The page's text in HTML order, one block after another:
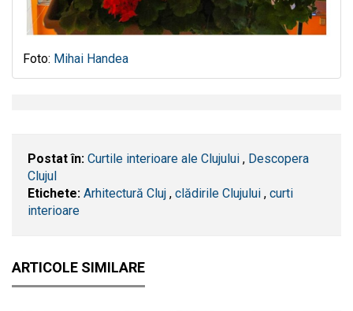
Foto: Mihai Handea
Postat în: Curtile interioare ale Clujului , Descopera
Clujul
Etichete: Arhitectură Cluj , clădirile Clujului , curti
interioare
ARTICOLE SIMILARE